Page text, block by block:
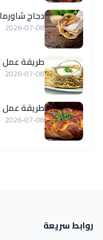
دجاج
2026-07-08
طريقة عمل
2026-07-08
طريقة عمل
2026-07-08
روابط سريعة